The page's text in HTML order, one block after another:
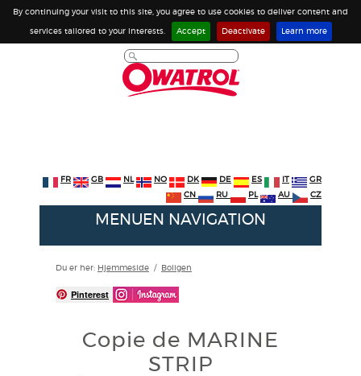
By continuing your visit to this site, you agree to use cookies to deliver content and
services tailored to your interests. Accept Deactivate Learn more
FR GB NL NO DK DE ES IT
GR
CN
RU PL AU CZ
MENUEN NAVIGATION
Du er her: Hjemmeside / Boligen
Pinterest
Copie de MARINE
STRIP